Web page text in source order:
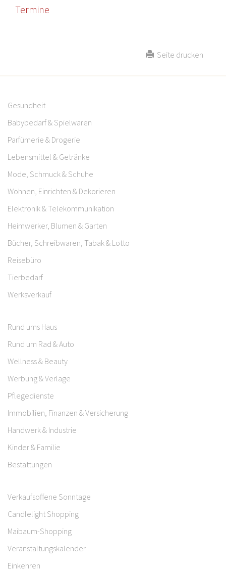
Termine
Seite drucken
Gesundheit
Babybedarf & Spielwaren
Parfümerie & Drogerie
Lebensmittel & Getränke
Mode, Schmuck & Schuhe
Wohnen, Einrichten & Dekorieren
Elektronik & Telekommunikation
Heimwerker, Blumen & Garten
Bücher, Schreibwaren, Tabak & Lotto
Reisebüro
Tierbedarf
Werksverkauf
Rund ums Haus
Rund um Rad & Auto
Wellness & Beauty
Werbung & Verlage
Pflegedienste
Immobilien, Finanzen & Versicherung
Handwerk & Industrie
Kinder & Familie
Bestattungen
Verkaufsoffene Sonntage
Candlelight Shopping
Maibaum-Shopping
Veranstaltungskalender
Einkehren